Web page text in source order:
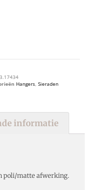
Hangers, Sieraden
informatie
poli/matte afwerking.